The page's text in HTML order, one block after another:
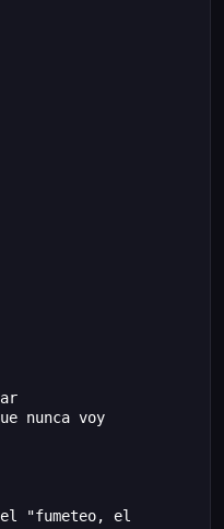
nunca voy
"fumeteo, el